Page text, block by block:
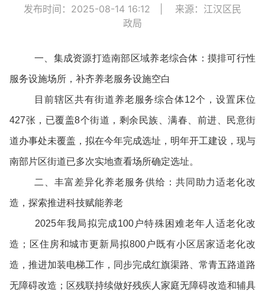
发布时间：2025-08-14 16:12
来源：江汉区民
政局
一、集成资源打造南部区域养老综合体：摸排可行性
服务设施场所，补齐养老服务设施空白
目前辖区共有街道养老服务综合体12个，设置床位
427张，已覆盖8个街道，剩余民族、满春、前进、民意街
道办事处未覆盖，拟在今年完成选址，明年开工建设，现与
南部片区街道已多次实地查看场所确定选址。
二、丰富差异化养老服务供给：共同助力适老化改
造，探索推进科技赋能养老
2025年我局拟完成100户特殊困难老年人适老化改
造；区住房和城市更新局拟800户既有小区居家适老化改
造，推进加装电梯工作，同步完成红旗渠路、常青五路道路
无障碍改造；区残联持续做好残疾人家庭无障碍改造和辅具